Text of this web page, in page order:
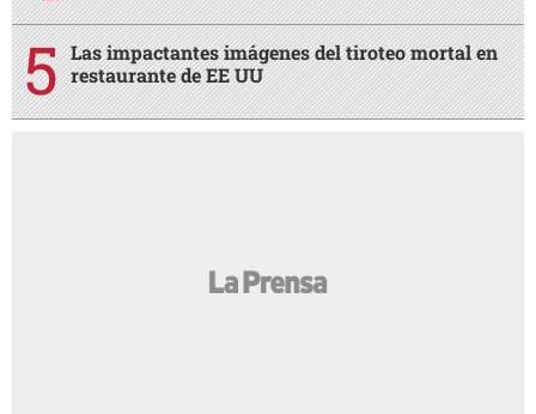
Las impactantes imágenes del tiroteo mortal en
restaurante de EE UU